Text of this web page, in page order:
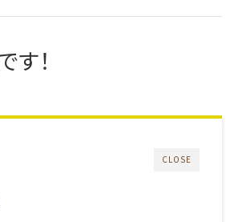
す！
CLOSE